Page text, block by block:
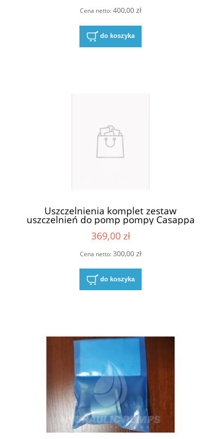
Cena netto:400,00 zł
do koszyka
Uszczelnienia komplet zestaw
uszczelnień do pomp pompy Casappa
KP20 S/D
369,00 zł
Cena netto:300,00 zł
do koszyka